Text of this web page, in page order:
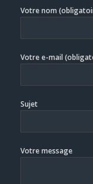
Votre nom
Votre e-mail
Sujet
Votre message